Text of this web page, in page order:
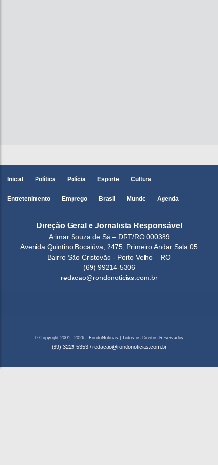
Inicial Política Polícia Esporte Cultura
Entretenimento Emprego Brasil Mundo Agenda
Direção Geral e Jornalista Responsável
Arimar Souza de Sá – DRT/RO 000389
Avenida Quintino Bocaiúva, 2475, Primeiro Andar Sala 05
Bairro São Cristovão - Porto Velho – RO
(69) 99214-5306
redacao@rondonoticias.com.br
© Copyright 2001 - 2026 - RondoNoticias | Todos os Direitos Reservados
(69) 3229-5353 / redacao@rondonoticias.com.br